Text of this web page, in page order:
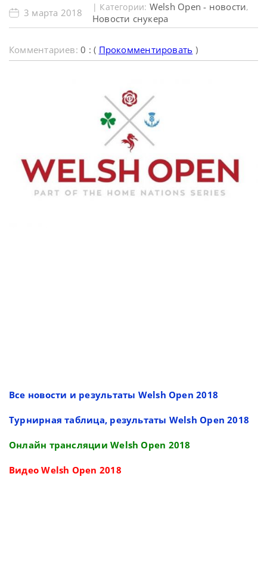
3 марта 2018 | Категории: Welsh Open - новости,
Новости снукера
Комментариев:0 : ( Прокомментировать )
Все новости и результаты Welsh Open 2018
Турнирная таблица, результаты Welsh Open 2018
Онлайн трансляции Welsh Open 2018
Видео Welsh Open 2018